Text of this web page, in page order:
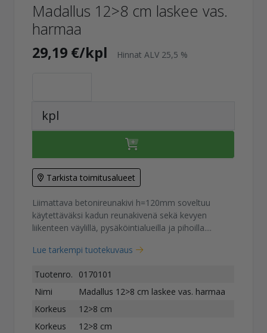
Madallus 12>8 cm laskee vas.
harmaa
29,19 €/kpl Hinnat ALV 25,5 %
kpl
Tarkista toimitusalueet
Liimattava betonireunakivi h=120mm soveltuu
käytettäväksi kadun reunakivenä sekä kevyen
liikenteen väylillä, pysäköintialueilla ja pihoilla....
Lue tarkempi tuotekuvaus
Tuotenro.
0170101
Nimi
Madallus 12>8 cm laskee vas. harmaa
Korkeus
12>8 cm
Korkeus
12>8 cm